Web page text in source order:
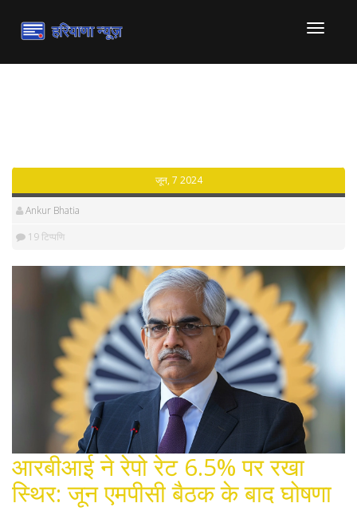
टॉगल
संचालित
जून, 7 2024
Ankur Bhatia
19 टिप्पणि
आरबीआई ने रेपो रेट 6.5% पर रखा
स्थिर: जून एमपीसी बैठक के बाद घोषणा